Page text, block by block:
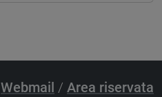
Webmail / Area riservata